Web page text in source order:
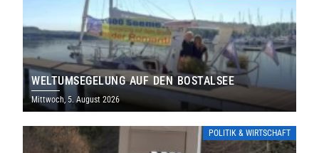
WELTUMSEGELUNG AUF DEN BOSTALSEE
Mittwoch, 5. August 2026
POLITIK & WIRTSCHAFT